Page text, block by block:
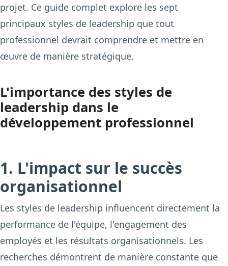
projet. Ce guide complet explore les sept
principaux styles de leadership que tout
professionnel devrait comprendre et mettre en
œuvre de manière stratégique.
L'importance des styles de
leadership dans le
développement professionnel
1. L'impact sur le succès
organisationnel
Les styles de leadership influencent directement la
performance de l'équipe, l'engagement des
employés et les résultats organisationnels. Les
recherches démontrent de manière constante que